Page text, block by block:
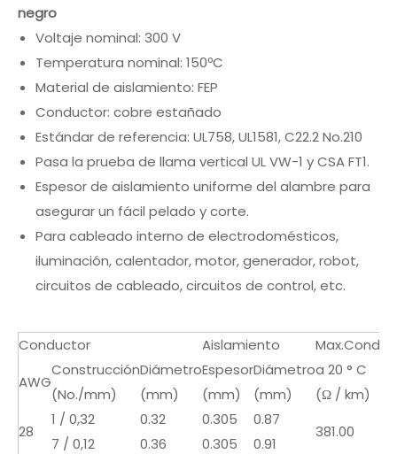
negro
Voltaje nominal: 300 V
Temperatura nominal: 150ºC
Material de aislamiento: FEP
Conductor: cobre estañado
Estándar de referencia: UL758, UL1581, C22.2 No.210
Pasa la prueba de llama vertical UL VW-1 y CSA FT1.
Espesor de aislamiento uniforme del alambre para
asegurar un fácil pelado y corte.
Para cableado interno de electrodomésticos,
iluminación, calentador, motor, generador, robot,
circuitos de cableado, circuitos de control, etc.
Conductor Aislamiento
a 20 ° C
(Ω / km)
AWG
Construcción
(No./mm)
Diámetro
(mm)
Espesor
(mm)
Diámetro
(mm)
28
1 / 0,32
7 / 0,12
0.32
0.36
0.305
0.305
0.87
0.91
381.00